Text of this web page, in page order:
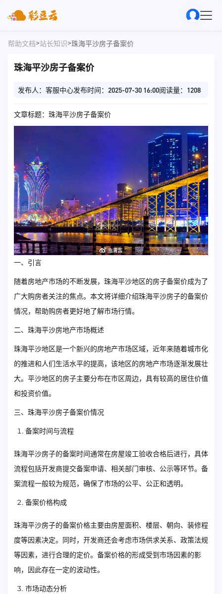
帮助文档>站长知识>珠海平沙房子备案价
珠海平沙房子备案价
发布人：客服中心发布时间：2025-07-30 16:00阅读量：1208
文章标题：珠海平沙房子备案价
一、引言
随着房地产市场的不断发展，珠海平沙地区的房子备案价成为了
广大购房者关注的焦点。本文将详细介绍珠海平沙房子的备案价
情况，帮助购房者更好地了解市场行情。
二、珠海平沙房地产市场概述
珠海平沙地区是一个新兴的房地产市场区域，近年来随着城市化
的推进和人们生活水平的提高，该地区的房地产市场逐渐发展壮
大。平沙地区的房子主要分布在市区周边，具有较高的居住价值
和投资价值。
三、珠海平沙房子备案价情况
备案时间与流程
珠海平沙房子的备案时间通常在房屋竣工验收合格后进行，具体
流程包括开发商提交备案申请、相关部门审核、公示等环节。备
案流程一般较为规范，确保了市场的公平、公正和透明。
备案价格构成
珠海平沙房子的备案价格主要由房屋面积、楼层、朝向、装修程
度等因素决定。同时，开发商还会考虑市场供求关系、政策法规
等因素，进行合理的定价。备案价格的形成受到市场因素的影
响，因此存在一定的波动性。
市场动态分析